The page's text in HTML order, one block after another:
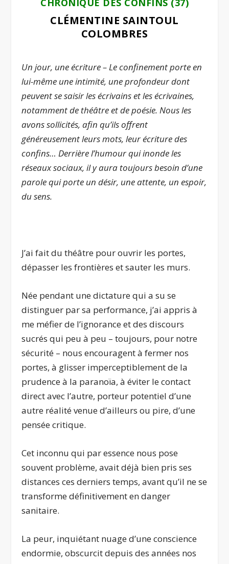
CLÉMENTINE SAINTOUL
COLOMBRES
Un jour, une écriture – Le confinement porte en
lui-même une intimité, une profondeur dont
peuvent se saisir les écrivains et les écrivaines,
notamment de théâtre et de poésie. Nous les
avons sollicités, afin qu’ils offrent
généreusement leurs mots, leur écriture des
confins… Derrière l’humour qui inonde les
réseaux sociaux, il y aura toujours besoin d’une
parole qui porte un désir, une attente, un espoir,
du sens.
J’ai fait du théâtre pour ouvrir les portes,
dépasser les frontières et sauter les murs.
Née pendant une dictature qui a su se
distinguer par sa performance, j’ai appris à
me méfier de l’ignorance et des discours
sucrés qui peu à peu – toujours, pour notre
sécurité – nous encouragent à fermer nos
portes, à glisser imperceptiblement de la
prudence à la paranoïa, à éviter le contact
direct avec l’autre, porteur potentiel d’une
autre réalité venue d’ailleurs ou pire, d’une
pensée critique.
Cet inconnu qui par essence nous pose
souvent problème, avait déjà bien pris ses
distances ces derniers temps, avant qu’il ne se
transforme définitivement en danger
sanitaire.
La peur, inquiétant nuage d’une conscience
endormie, obscurcit depuis des années nos